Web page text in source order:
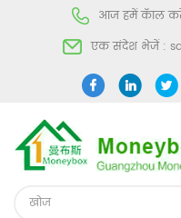
आज हमें कॅाल
एक संदेश भेजें :